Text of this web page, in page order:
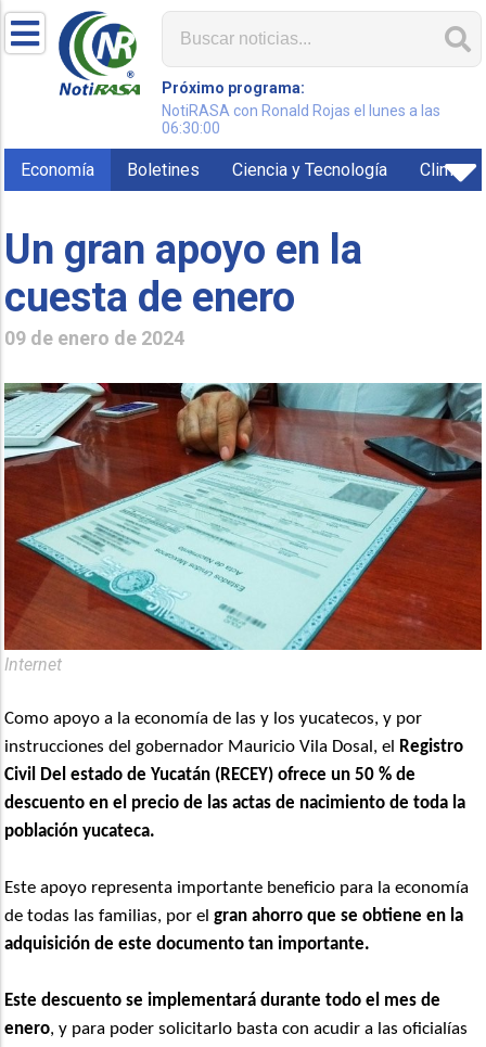
Próximo programa:
NotiRASA con Ronald Rojas el lunes a las
06:30:00
Economía Boletines Ciencia y Tecnología Clima
Un gran apoyo en la
cuesta de enero
09 de enero de 2024
Internet
Como apoyo a la economía de las y los yucatecos, y por
instrucciones del gobernador Mauricio Vila Dosal, el
Registro
Civil Del estado de Yucatán (RECEY) ofrece un 50 % de
descuento en el precio de las actas de nacimiento de toda la
población yucateca.
Este apoyo representa importante beneficio para la economía
de todas las familias, por elgran ahorro que se obtiene en la
adquisición de este documento tan importante.
Este descuento se implementará durante todo el mes de
enero, y para poder solicitarlo basta con acudir a las oficialías